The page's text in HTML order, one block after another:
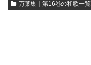
万葉集｜第16巻の和歌一覧